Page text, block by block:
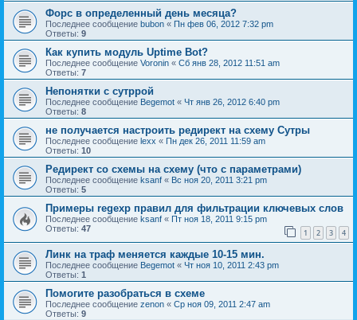
Форс в определенный день месяца?
Последнее сообщение bubon « Пн фев 06, 2012 7:32 pm
Ответы: 9
Как купить модуль Uptime Bot?
Последнее сообщение Voronin « Сб янв 28, 2012 11:51 am
Ответы: 7
Непонятки с сутррой
Последнее сообщение Begemot « Чт янв 26, 2012 6:40 pm
Ответы: 8
не получается настроить редирект на схему Сутры
Последнее сообщение lexx « Пн дек 26, 2011 11:59 am
Ответы: 10
Редирект со схемы на схему (что с параметрами)
Последнее сообщение ksanf « Вс ноя 20, 2011 3:21 pm
Ответы: 5
Примеры regexp правил для фильтрации ключевых слов
Последнее сообщение ksanf « Пт ноя 18, 2011 9:15 pm
Ответы: 47 1 2 3 4
Линк на траф меняется каждые 10-15 мин.
Последнее сообщение Begemot « Чт ноя 10, 2011 2:43 pm
Ответы: 1
Помогите разобраться в схеме
Последнее сообщение zenon « Ср ноя 09, 2011 2:47 am
Ответы: 9